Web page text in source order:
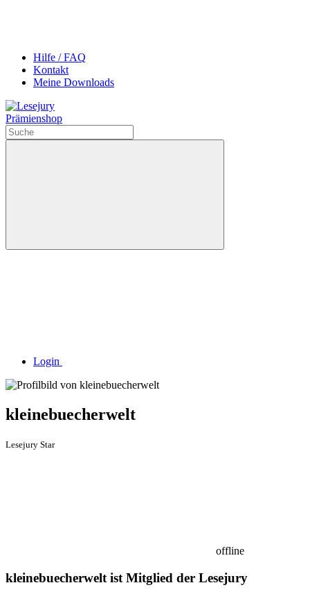
Hilfe / FAQ
Kontakt
Meine Downloads
Prämienshop
Login
kleinebuecherwelt
Lesejury Star
offline
kleinebuecherwelt ist Mitglied der Lesejury